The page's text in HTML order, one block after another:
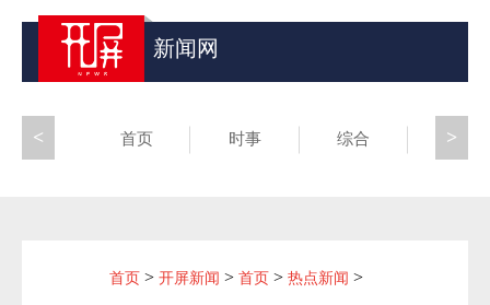
新闻网
首页 时事 综合 昆滇
>
<
首页 > 开屏新闻 > 首页 > 热点新闻 >